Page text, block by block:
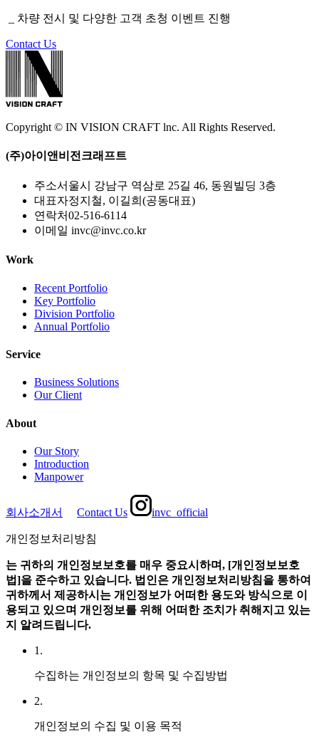
_ 차량 전시 및 다양한 고객 초청 이벤트 진행
Contact Us
Copyright © IN VISION CRAFT lnc. All Rights Reserved.
(주)아이앤비전크래프트
주소서울시 강남구 역삼로 25길 46, 동원빌딩 3층
대표자정지철, 이길희(공동대표)
연락처02-516-6114
이메일 invc@invc.co.kr
Work
Recent Portfolio
Key Portfolio
Division Portfolio
Annual Portfolio
Service
Business Solutions
Our Client
About
Our Story
Introduction
Manpower
회사소개서 Contact Us invc_official
개인정보처리방침
는 귀하의 개인정보보호를 매우 중요시하며, [개인정보보호
법]을 준수하고 있습니다. 법인은 개인정보처리방침을 통하여
귀하께서 제공하시는 개인정보가 어떠한 용도와 방식으로 이
용되고 있으며 개인정보를 위해 어떠한 조치가 취해지고 있는
지 알려드립니다.
1.
수집하는 개인정보의 항목 및 수집방법
2.
개인정보의 수집 및 이용 목적